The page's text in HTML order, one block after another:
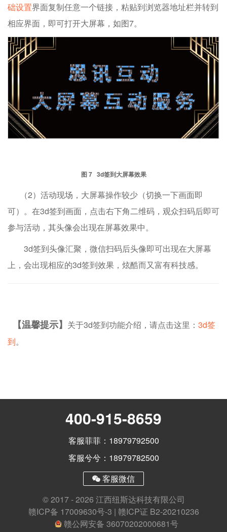
础设置界面复制任意一个链接，粘贴到浏览器地址栏并转到
相应界面，即可打开大屏幕，如图7。
图 7 3d签到大屏幕效果
（2）活动现场，大屏幕操作较少（切换一下画面即
可）。在3d签到画面，点击右下角二维码，观众扫码后即可
参与活动，其头像会出现在屏幕效果中。
3d签到头像汇聚，微信扫码后头像即可出现在大屏幕
上，会出现相应的3d签到效果，炫酷而又富有科技感。
【温馨提示】 关于3d签到功能介绍，请点击这里： 3d签
到。
400-915-8659
客服菲菲：18979792500
客服兮兮：18979782500
客服微信
© 2017 - 2026 江西纽斯达科技有限公司
赣ICP备 17009630号-3 | 赣ICP证 B2-20210236
赣公网安备 36070202000681号